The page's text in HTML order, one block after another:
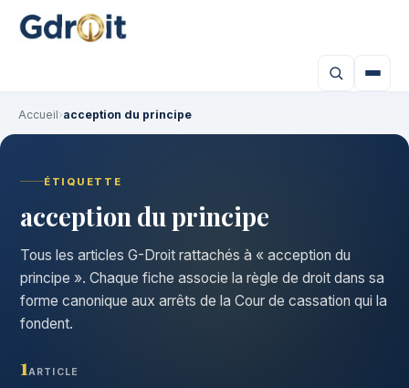
Accueil›acception du principe
ÉTIQUETTE
acception du principe
Tous les articles G-Droit rattachés à « acception du
principe ». Chaque fiche associe la règle de droit dans sa
forme canonique aux arrêts de la Cour de cassation qui la
fondent.
1 ARTICLE